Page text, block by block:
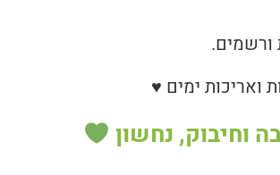
ורשמים.
ואריכות ימים ♥
וחיבוק, נחשון